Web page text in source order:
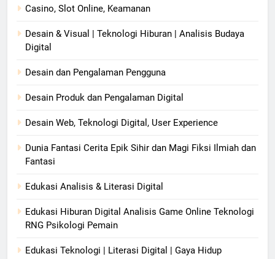
Casino, Slot Online, Keamanan
Desain & Visual | Teknologi Hiburan | Analisis Budaya
Digital
Desain dan Pengalaman Pengguna
Desain Produk dan Pengalaman Digital
Desain Web, Teknologi Digital, User Experience
Dunia Fantasi Cerita Epik Sihir dan Magi Fiksi Ilmiah dan
Fantasi
Edukasi Analisis & Literasi Digital
Edukasi Hiburan Digital Analisis Game Online Teknologi
RNG Psikologi Pemain
Edukasi Teknologi | Literasi Digital | Gaya Hidup